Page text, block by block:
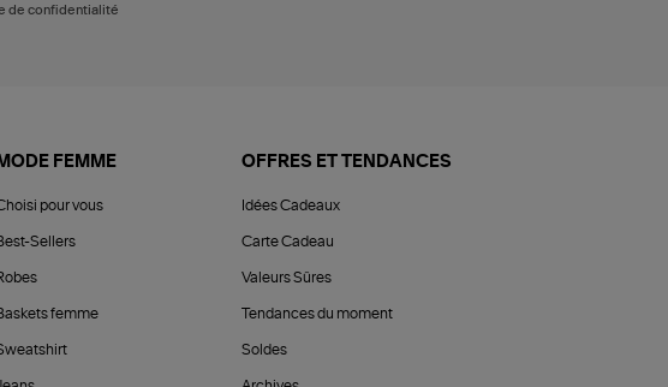
de confidentialité
MODE FEMME
pour vous
Sellers
femme
OFFRES ET TENDANCES
Idées Cadeaux
Carte Cadeau
Valeurs Sûres
Tendances du moment
Soldes